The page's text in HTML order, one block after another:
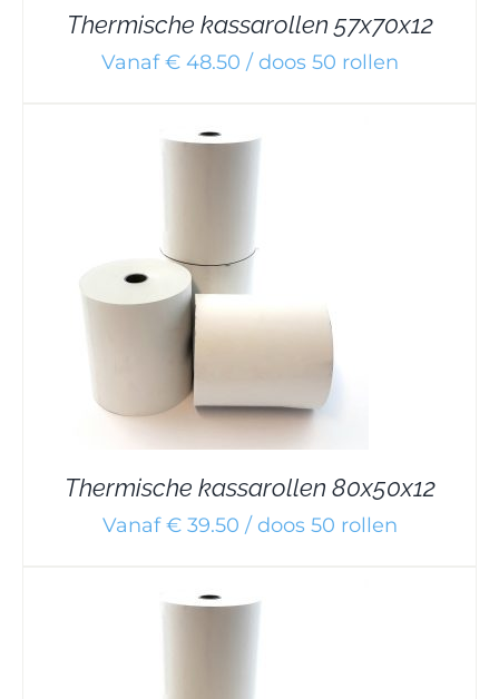
Thermische kassarollen 57x70x12
Vanaf € 48.50 / doos 50 rollen
Thermische kassarollen 80x50x12
Vanaf € 39.50 / doos 50 rollen